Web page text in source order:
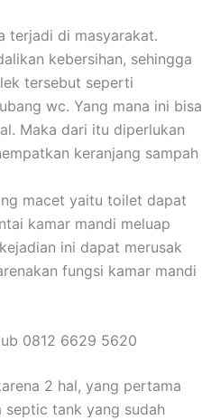
terjadi di masyarakat.
kebersihan, sehingga
tersebut seperti
wc. Yang mana ini bisa
Maka dari itu diperlukan
keranjang sampah
macet yaitu toilet dapat
kamar mandi meluap
ini dapat merusak
fungsi kamar mandi
0812 6629 5620
2 hal, yang pertama
tank yang sudah